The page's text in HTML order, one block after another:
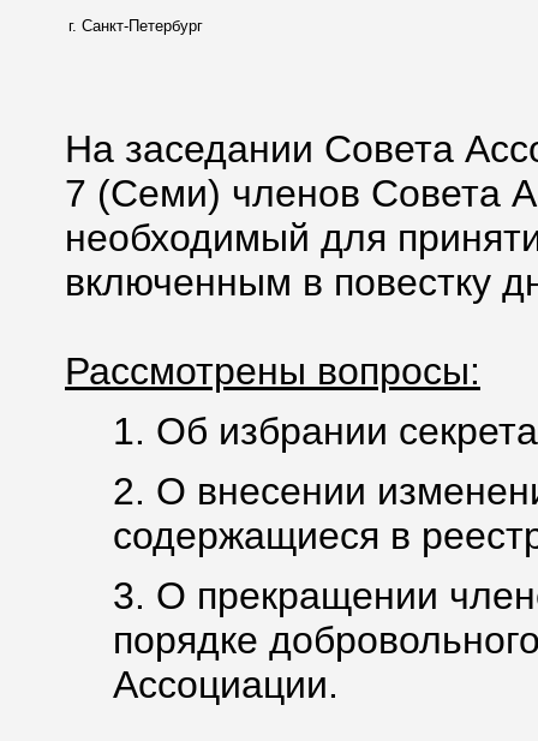
г. Санкт-Петербург
На заседании Совета
7 (Семи) членов Совета
необходимый для
включенным в повестку
Рассмотрены вопросы:
1. Об избрании
2. О внесении
содержащиеся в
3. О прекращении
порядке
Ассоциации.